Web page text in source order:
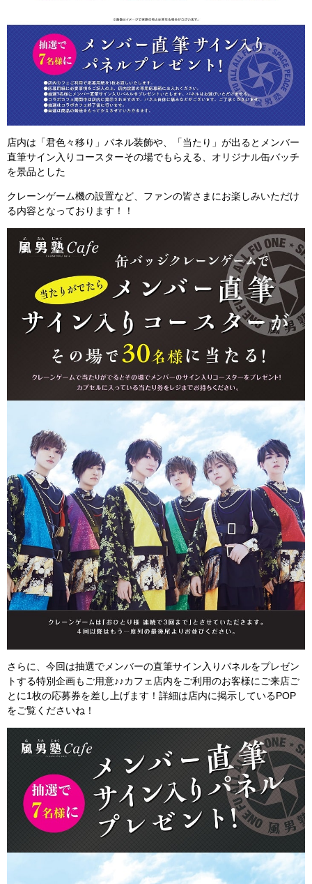
店内は「君色々移り」パネル装飾や、「当たり」が出るとメンバー
直筆サイン入りコースターその場でもらえる、オリジナル缶バッチ
を景品とした
クレーンゲーム機の設置など、ファンの皆さまにお楽しみいただけ
る内容となっております！！
さらに、今回は抽選でメンバーの直筆サイン入りパネルをプレゼン
トする特別企画もご用意♪♪カフェ店内をご利用のお客様にご来店ご
とに1枚の応募券を差し上げます！詳細は店内に掲示しているPOP
をご覧くださいね！